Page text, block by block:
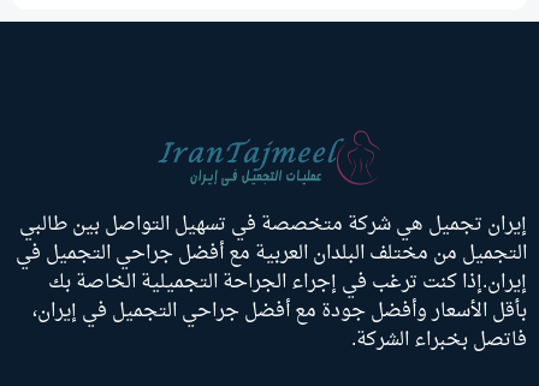
تجميل هي شركة متخصصة في تسهيل التواصل بين طالبي
من مختلف البلدان العربية مع أفضل جراحي التجميل في
كنت ترغب في إجراء الجراحة التجميلية الخاصة بك
الأسعار وأفضل جودة مع أفضل جراحي التجميل في إيران،
بخبراء الشركة.